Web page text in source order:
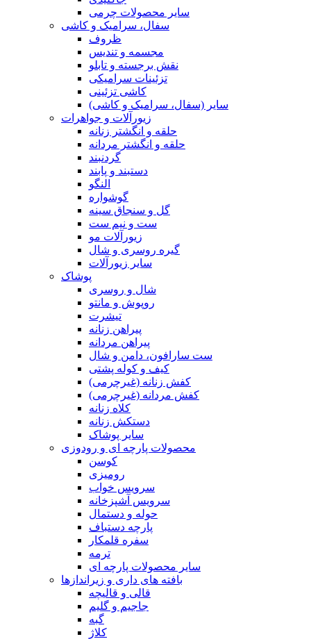
سایر محصولات چرمی
سفال، سرامیک و کاشی
ظروف
مجسمه و تندیس
نقش برجسته و تابلو
تزئینات سرامیکی
کاشی تزئینی
سایر (سفال، سرامیک و کاشی)
زیورآلات و جواهرات
حلقه و انگشتر زنانه
حلقه و انگشتر مردانه
گردنبند
دستبند و پابند
النگو
گوشواره
گل و سنجاق سینه
ست و نیم ست
زیورآلات مو
گیره روسری و شال
سایر زیورآلات
پوشاک
شال و روسری
روپوش و مانتو
تیشرت
پیراهن زنانه
پیراهن مردانه
ست سارافون، دامن و شال
کیف و کوله پشتی
کفش زنانه (غیرچرمی)
کفش مردانه (غیرچرمی)
کلاه زنانه
دستکش زنانه
سایر پوشاک
محصولات پارچه ای و رودوزی
کوسن
رومیزی
سرویس خواب
سرویس آشپزخانه
حوله و دستمال
پارچه دستباف
سفره قلمکار
ترمه
سایر محصولات پارچه ای
بافته های داری و زیراندازها
قالی و قالیچه
جاجیم و گلیم
گبه
کلاژ